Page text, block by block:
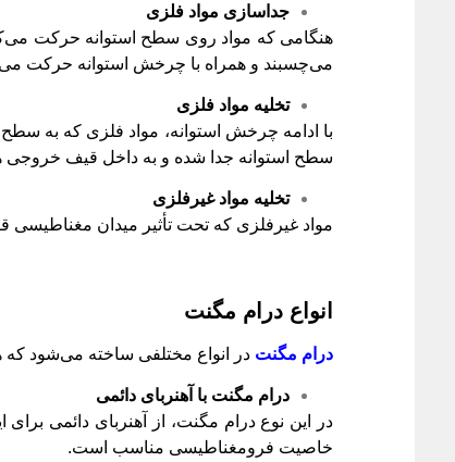
جداسازی مواد فلزی
هنگامی که مواد روی سطح استوانه حرکت
می‌چسبند و همراه با چرخش استوانه حرکت
تخلیه مواد فلزی
با ادامه چرخش استوانه، مواد فلزی که به
سطح استوانه جدا شده و به داخل قیف خروجی
تخلیه مواد غیرفلزی
مواد غیرفلزی که تحت تأثیر میدان مغناطیسی
انواع درام مگنت
درام مگنت در انواع مختلفی ساخته می‌شود که
درام مگنت با آهنربای دائمی
در این نوع درام مگنت، از آهنربای دائمی
خاصیت فرومغناطیسی مناسب است.